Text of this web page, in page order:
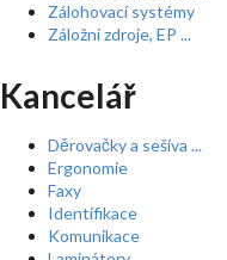
Zálohovací systémy
Záložní zdroje, EP ...
Kancelář
Děrovačky a sešíva ...
Ergonomie
Faxy
Identifikace
Komunikace